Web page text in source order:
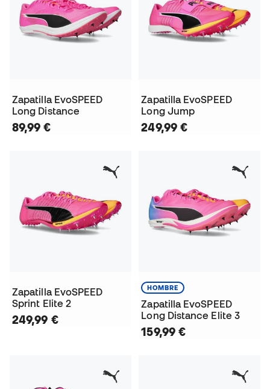
Zapatilla EvoSPEED
Long Distance
89,99 €
Zapatilla EvoSPEED
Long Jump
249,99 €
Zapatilla EvoSPEED
Sprint Elite 2
249,99 €
HOMBRE
Zapatilla EvoSPEED
Long Distance Elite 3
159,99 €